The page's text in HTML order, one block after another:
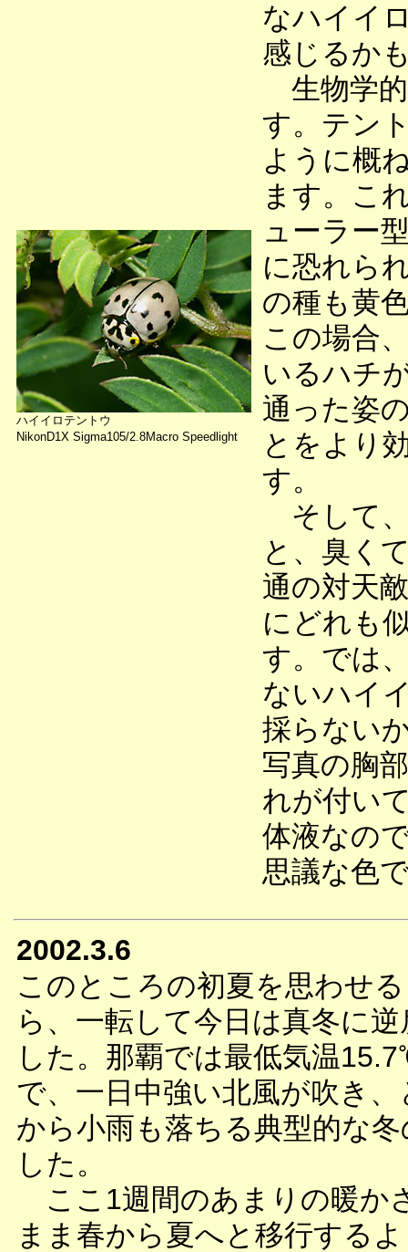
ハイイロテントウ
NikonD1X Sigma105/2.8Macro Speedlight
なハイイ
感じるか
生物学
す。テン
ように概
ます。こ
ューラー
に恐れら
の種も黄
この場合
いるハチ
通った姿
とをより
す。
そして
と、臭く
通の対天
にどれも
す。では
ないハイ
採らない
写真の胸
れが付い
体液なの
思議な色
2002.3.6
このところの初夏を思わせ
ら、一転して今日は真冬に
した。那覇では最低気温
で、一日中強い北風が吹き
から小雨も落ちる典型的な
した。
ここ1週間のあまりの暖か
まま春から夏へと移行する